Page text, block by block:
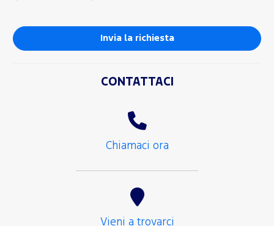
CONTATTACI
Chiamaci ora
Vieni a trovarci